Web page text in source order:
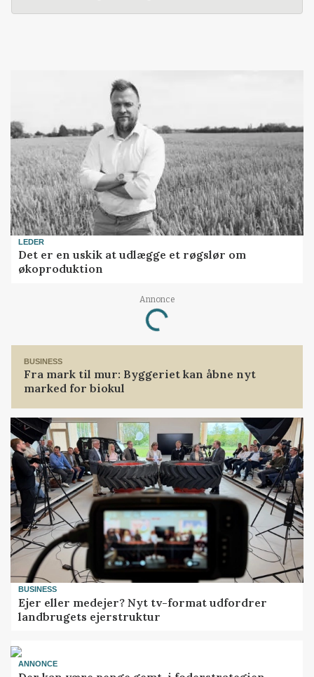
LEDER
Det er en uskik at udlægge et røgslør om
økoproduktion
Annonce
Loading...
BUSINESS
Fra mark til mur: Byggeriet kan åbne nyt
marked for biokul
BUSINESS
Ejer eller medejer? Nyt tv-format udfordrer
landbrugets ejerstruktur
ANNONCE